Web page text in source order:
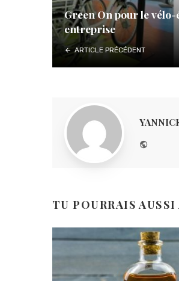
Green On pour le
entreprise
ARTICLE PRÉCÉDENT
TU POURRAIS